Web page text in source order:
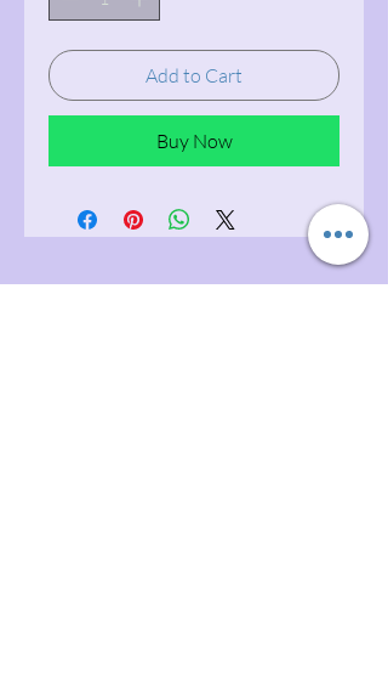
Add to Cart
Buy Now